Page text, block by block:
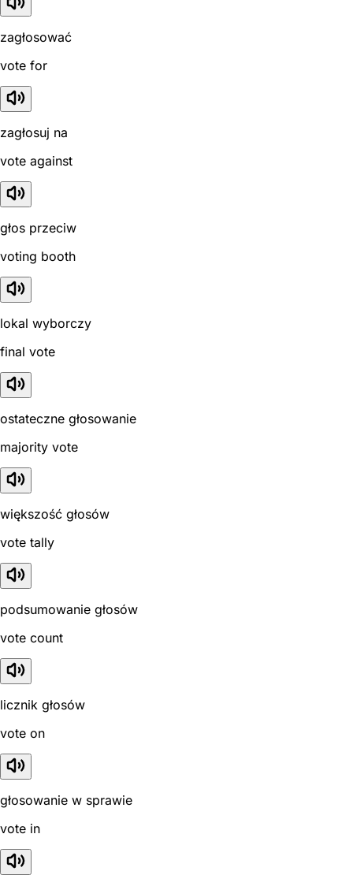
zagłosować
vote for
zagłosuj na
vote against
głos przeciw
voting booth
lokal wyborczy
final vote
ostateczne głosowanie
majority vote
większość głosów
vote tally
podsumowanie głosów
vote count
licznik głosów
vote on
głosowanie w sprawie
vote in